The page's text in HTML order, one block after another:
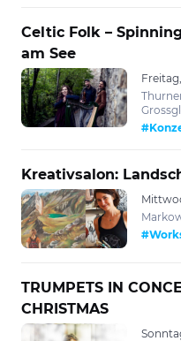
Celtic Folk –
am See
Kreativsalon:
TRUMPETS IN
CHRISTMAS